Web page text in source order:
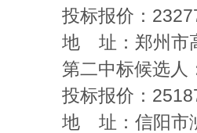
投标报价：
地 址：郑州市
第二中标候选人
投标报价：
地 址：信阳市